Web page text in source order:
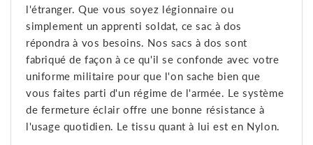
l'étranger. Que vous soyez légionnaire ou
simplement un apprenti soldat, ce sac à dos
répondra à vos besoins. Nos sacs à dos sont
fabriqué de façon à ce qu'il se confonde avec votre
uniforme militaire pour que l'on sache bien que
vous faites parti d'un régime de l'armée. Le système
de fermeture éclair offre une bonne résistance à
l'usage quotidien. Le tissu quant à lui est en Nylon.